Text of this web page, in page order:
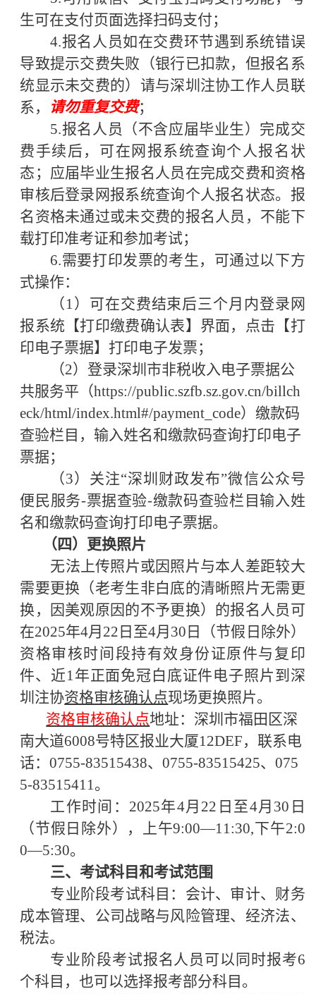
生可在支付页面选择扫码支付；
4.报名人员如在交费环节遇到系统错误
导致提示交费失败（银行已扣款，但报名系
统显示未交费的）请与深圳注协工作人员联
系，
请勿重复交费；
5.报名人员（不含应届毕业生）完成交
费手续后，可在网报系统查询个人报名状
态；应届毕业生报名人员 在完成交费和资格
审核后登录网报系统查询个人报名状态。报
名资格未通过或未交费的报名人员，不能下
载打印准考证和参加考试；
6.需要打印发票的考生， 可通过以下方
式操作：
（ 1）可在交费结束后三个月内登录 网
报系统【打印缴费确认表】界面，点击【打
印电子票据】打印电子发票；
（2）登录深圳市非税收入电子票据公
共服务平（https://public.szfb.sz.gov.cn/billch
eck/html/index.html#/payment_code）缴款码
查验栏目，输入姓名和缴款码查询打印电子
票据；
（3）关注“深圳财政发布”微信公众号
便民服务-票据查验-缴款码查验栏目输入姓
名和缴款码查询打印电子票据。
（四）更换照片
无法上传照片或因照片与本人差距较大
需要更换（老考生非白底的清晰照片无需更
换，因美观原因的不予更换）的报名人员可
在2025年4月22日至4月 30 日（节假日除外）
资格审核时间段持有效身份证原件与复印
件、近1年正面免冠白底证件电子照片到深
圳注协资格审核确认点现场更换照片。
资格审核确认点地址：深圳市福田区深
南大道6008号特区报业大厦12DEF， 联系电
话：0755-83515438、0755-83515425、075
5-83515411。
工作时间： 2025年4月22日至4月 30 日
（节假日除外），上午9:00—11:30,下午2:0
0—5:30。
三、考试科目和考试范围
专业阶段考试科目：会计、审计、财务
成本管理、公司战略与风险管理、经济法、
税法。
专业阶段考试报名人员可以同时报考6
个科目，也可以选择报考部分科目。